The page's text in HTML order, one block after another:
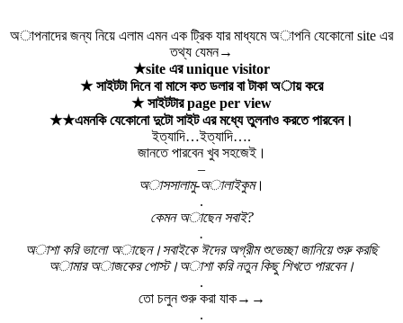
অাপনাদের জন্য নিয়ে এলাম এমন এক ট্রিক যার মাধ্যমে অাপনি যেকোনো site এর
তথ্য যেমন→
★site এর unique visitor
★ সাইটটা দিনে বা মাসে কত ডলার বা টাকা অায় করে
★ সাইটটার page per view
★★এমনকি যেকোনো দুটো সাইট এর মধ্যে তুলনাও করতে পারবেন।
ইত্যাদি…ইত্যাদি….
জানতে পারবেন খুব সহজেই।
–
অাসসালামু-অালাইকুম।
.
কেমন অাছেন সবাই?
.
অাশা করি ভালো অাছেন।সবাইকে ঈদের অগ্রীম শুভেচ্ছা জানিয়ে শুরু করছি
অামার অাজকের পোস্ট।অাশা করি নতুন কিছু শিখতে পারবেন।
.
তো চলুন শুরু করা যাক→→
.